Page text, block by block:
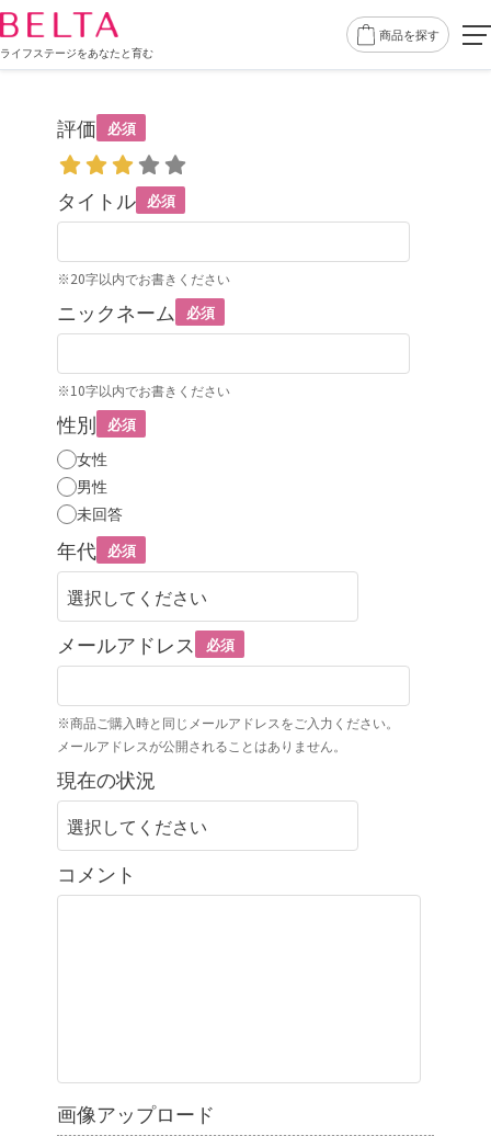
ライフステージをあなたと育む
商品を探す
評価 必須
タイトル 必須
※20字以内でお書きください
ニックネーム 必須
※10字以内でお書きください
性別 必須
女性
男性
未回答
年代 必須
メールアドレス 必須
※商品ご購入時と同じメールアドレスをご入力ください。
メールアドレスが公開されることはありません。
現在の状況
コメント
画像アップロード